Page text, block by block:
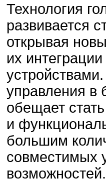
Технология
развивается
открывая
их
управления в
обещает
и
большим
совместимых
возможностей.